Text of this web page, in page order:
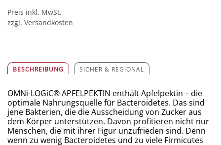
Preis inkl. MwSt.
zzgl. Versandkosten
BESCHREIBUNG SICHER & REGIONAL
OMNi-LOGiC® APFELPEKTIN enthält Apfelpektin – die
optimale Nahrungsquelle für Bacteroidetes. Das sind
jene Bakterien, die die Ausscheidung von Zucker aus
dem Körper unterstützen. Davon profitieren nicht nur
Menschen, die mit ihrer Figur unzufrieden sind. Denn
wenn zu wenig Bacteroidetes und zu viele Firmicutes